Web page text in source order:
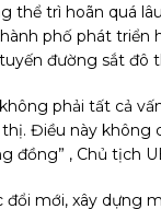
thể trì hoãn quá
phố phát triển
đường sắt đô
phải tất cả
thị. Điều này
đồng” , Chủ tịch
đổi mới, xây dựng